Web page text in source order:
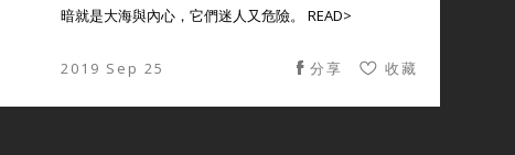
暗就是大海與內心，它們迷人又危險。 READ>
2019 Sep 25 收藏
分享